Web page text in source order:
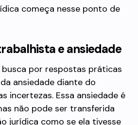
começa nesse ponto de
e ansiedade
por respostas práticas
ansiedade diante do
incertezas. Essa ansiedade é
não pode ser transferida
jurídica como se ela tivesse